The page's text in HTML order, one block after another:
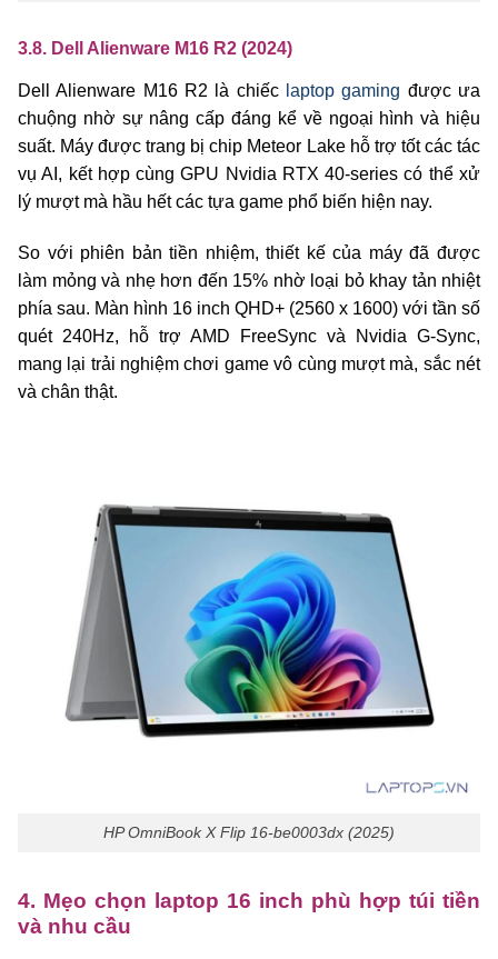
3.8. Dell Alienware M16 R2 (2024)
Dell Alienware M16 R2 là chiếc laptop gaming được ưa
chuộng nhờ sự nâng cấp đáng kể về ngoại hình và hiệu
suất. Máy được trang bị chip Meteor Lake hỗ trợ tốt các tác
vụ AI, kết hợp cùng GPU Nvidia RTX 40-series có thể xử
lý mượt mà hầu hết các tựa game phổ biến hiện nay.
So với phiên bản tiền nhiệm, thiết kế của máy đã được
làm mỏng và nhẹ hơn đến 15% nhờ loại bỏ khay tản nhiệt
phía sau. Màn hình 16 inch QHD+ (2560 x 1600) với tần số
quét 240Hz, hỗ trợ AMD FreeSync và Nvidia G-Sync,
mang lại trải nghiệm chơi game vô cùng mượt mà, sắc nét
và chân thật.
HP OmniBook X Flip 16-be0003dx (2025)
4. Mẹo chọn laptop 16 inch phù hợp túi tiền
và nhu cầu